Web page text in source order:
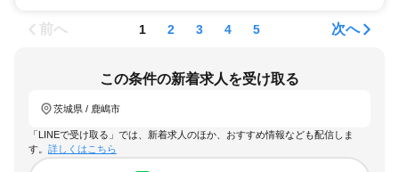
前へ 1 2 3 4 5 次へ
この条件の新着求人を受け取る
茨城県 / 鹿嶋市
「LINEで受け取る」では、新着求人のほか、おすすめ情報なども配信しま
す。 詳しくはこちら